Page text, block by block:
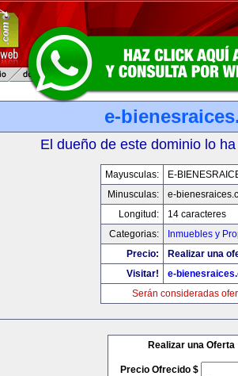
e-
El dueño de este dominio lo
Mayusculas:
E-
Minusculas:
e-
Longitud:
14 caracteres
Categorias:
Inmuebles y
Precio:
Realizar una
Visitar!
e-
Serán consideradas
Realizar una Oferta
Precio Ofrecido $